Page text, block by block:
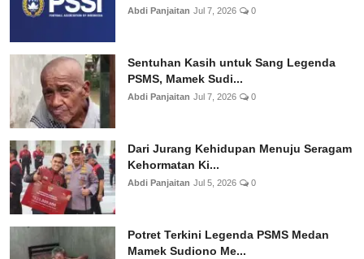
Abdi Panjaitan Jul 7, 2026 0
Sentuhan Kasih untuk Sang Legenda
PSMS, Mamek Sudi...
Abdi Panjaitan Jul 7, 2026 0
Dari Jurang Kehidupan Menuju Seragam
Kehormatan Ki...
Abdi Panjaitan Jul 5, 2026 0
Potret Terkini Legenda PSMS Medan
Mamek Sudiono Me...